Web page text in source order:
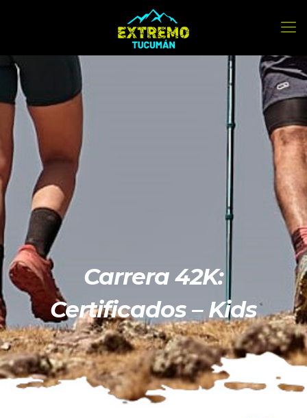
Carrera 42K:
Certificados – Kids